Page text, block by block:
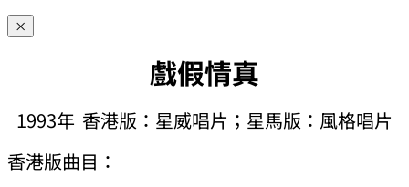
×
戲假情真
1993年 香港版：星威唱片；星馬版：風格唱片
香港版曲目：